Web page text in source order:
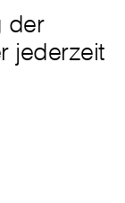
der
jederzeit